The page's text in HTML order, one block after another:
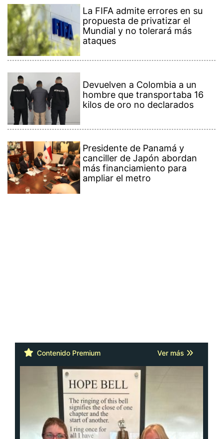
La FIFA admite errores en su
propuesta de privatizar el
Mundial y no tolerará más
ataques
Devuelven a Colombia a un
hombre que transportaba 16
kilos de oro no declarados
Presidente de Panamá y
canciller de Japón abordan
más financiamiento para
ampliar el metro
Contenido Premium Ver más